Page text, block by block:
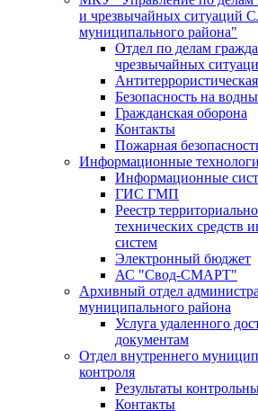
и чрезвычайных ситуаций
муниципального района"
Отдел по делам
чрезвычайных
Безопасность на
Гражданская оборона
Контакты
Пожарная
Информационные
Информационные
ГИС ГМП
Реестр
технических средств
систем
Электронный бюджет
АС "Свод-СМАРТ"
Архивный отдел
муниципального района
Услуга удаленного
документам
Отдел внутреннего
контроля
Результаты
Контакты